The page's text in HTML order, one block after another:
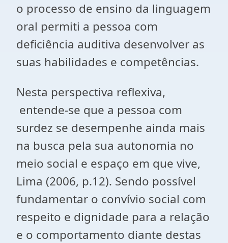
o processo de ensino da linguagem
oral permiti a pessoa com
deficiência auditiva desenvolver as
suas habilidades e competências.
Nesta perspectiva reflexiva,
entende-se que a pessoa com
surdez se desempenhe ainda mais
na busca pela sua autonomia no
meio social e espaço em que vive,
Lima (2006, p.12). Sendo possível
fundamentar o convívio social com
respeito e dignidade para a relação
e o comportamento diante destas